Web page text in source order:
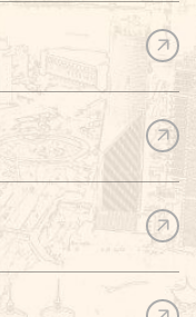
、四带联动、八城辉
医药、人工智能三大先
核产业，未来制造、未
教兴区、人才强区等六
美丽、智慧的社会主义